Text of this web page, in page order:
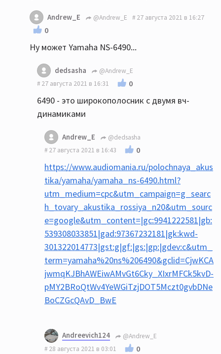
Andrew_E @Andrew_E 27 августа 2021 в 16:27
0
Ну может Yamaha NS-6490...
dedsasha
@Andrew_E
27 августа 2021 в 16:31
0
6490 - это широкополосник с двумя вч-
динамиками
Andrew_E
@dedsasha
27 августа 2021 в 16:43
0
https://www.audiomania.ru/polochnaya_akus
tika/yamaha/yamaha_ns-6490.html?
utm_medium=cpc&utm_campaign=g_searc
h_tovary_akustika_rossiya_n20&utm_sourc
e=google&utm_content=|gc:9941222581|gb:
539308033851|gad:97367232181|gk:kwd-
301322014773|gst:g|gf:|gs:|gp:|gdev:c&utm_
term=yamaha%20ns%206490&gclid=CjwKCA
jwmqKJBhAWEiwAMvGt6Cky_XIxrMFCk5kvD-
pMY2BRoQtWv4YeWGiTzjDOT5Mczt0gvbDNe
BoCZGcQAvD_BwE
Andreevich124
@Andrew_E
28 августа 2021 в 03:01
0